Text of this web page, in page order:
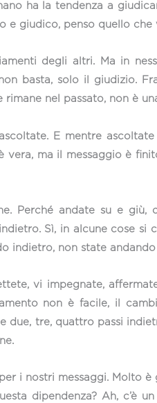
ha la tendenza a
giudico, penso quello che
degli altri. Ma in
basta, solo il giudizio.
nel passato, non è
E mentre
vera, ma il messaggio è
Perché andate su e
Sì, in alcune cose
indietro, non state
vi impegnate,
non è facile, il
due, tre, quattro passi
i nostri messaggi.
dipendenza? Ah, c’è